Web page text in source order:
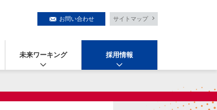
お問い合わせ サイトマップ
未来ワーキング 採用情報